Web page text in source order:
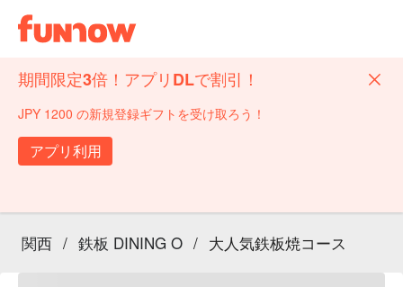
期間限定3倍！アプリDLで割引！
JPY 1200 の新規登録ギフトを受け取ろう！
アプリ利用
関西 / 鉄板 DINING O / 大人気鉄板焼コース